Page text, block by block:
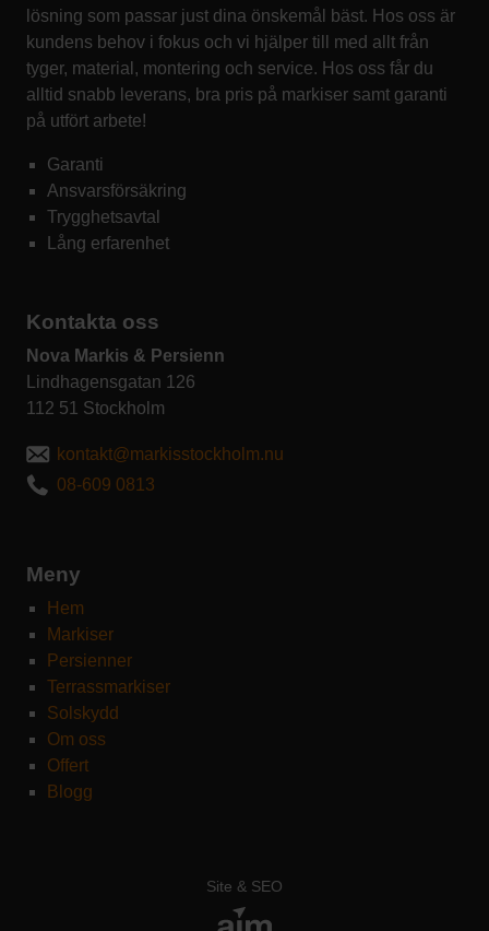
lösning som passar just dina önskemål bäst. Hos oss är
kundens behov i fokus och vi hjälper till med allt från
tyger, material, montering och service. Hos oss får du
alltid snabb leverans, bra pris på markiser samt garanti
på utfört arbete!
Garanti
Ansvarsförsäkring
Trygghetsavtal
Lång erfarenhet
Kontakta oss
Nova Markis & Persienn
Lindhagensgatan 126
112 51 Stockholm
kontakt@markisstockholm.nu
08-609 0813
Meny
Hem
Markiser
Persienner
Terrassmarkiser
Solskydd
Om oss
Offert
Blogg
Site & SEO